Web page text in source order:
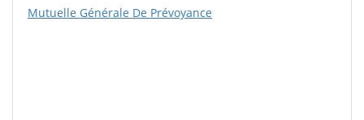
Mutuelle Générale De Prévoyance